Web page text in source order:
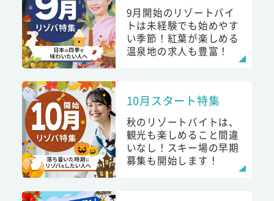
9月開始のリゾートバイ
トは未経験でも始めやす
い季節！紅葉が楽しめる
温泉地の求人も豊富！
10月スタート特集
秋のリゾートバイトは、
観光も楽しめること間違
いなし！スキー場の早期
募集も開始します！